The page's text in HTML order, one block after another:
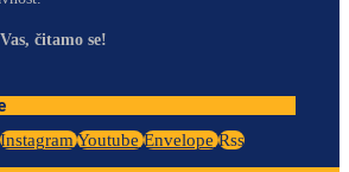
čitamo se!
Instagram Youtube Envelope Rss